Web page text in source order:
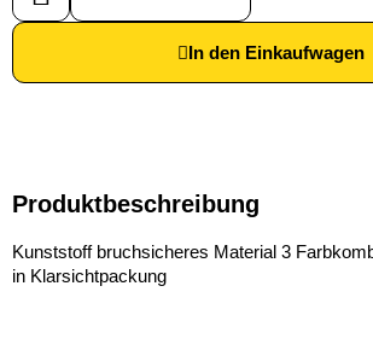
In den Einkaufwagen
Produktbeschreibung
Kunststoff bruchsicheres Material 3
in Klarsichtpackung